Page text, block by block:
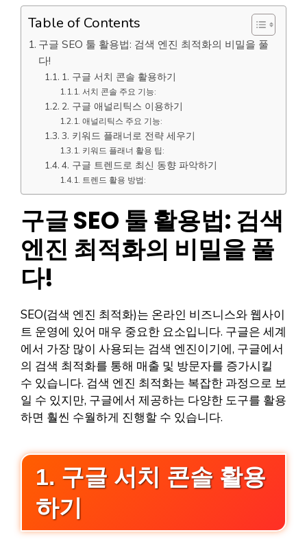
Table of Contents
구글 SEO 툴 활용법: 검색 엔진 최적화의 비밀을 풀
다!
1. 구글 서치 콘솔 활용하기
서치 콘솔 주요 기능:
2. 구글 애널리틱스 이용하기
애널리틱스 주요 기능:
3. 키워드 플래너로 전략 세우기
키워드 플래너 활용 팁:
4. 구글 트렌드로 최신 동향 파악하기
트렌드 활용 방법:
구글 SEO 툴 활용법: 검색
엔진 최적화의 비밀을 풀
다!
SEO(검색 엔진 최적화)는 온라인 비즈니스와 웹사이
트 운영에 있어 매우 중요한 요소입니다. 구글은 세계
에서 가장 많이 사용되는 검색 엔진이기에, 구글에서
의 검색 최적화를 통해 매출 및 방문자를 증가시킬
수 있습니다. 검색 엔진 최적화는 복잡한 과정으로 보
일 수 있지만, 구글에서 제공하는 다양한 도구를 활용
하면 훨씬 수월하게 진행할 수 있습니다.
1. 구글 서치 콘솔 활용
하기